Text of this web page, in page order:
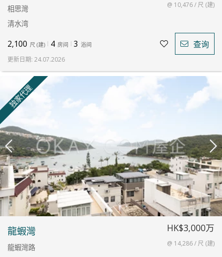
相思灣
清水湾
@ 10,476 / 尺 (建)
2,100 尺 (建) 4 房间 3 浴间 查询
更新日期: 24.07.2026
龍蝦灣
龍蝦灣路
HK$3,000万
@ 14,286 / 尺 (建)
独家代理